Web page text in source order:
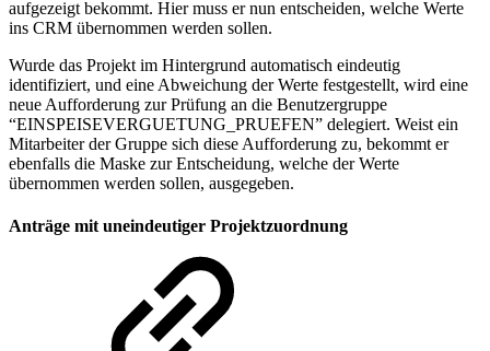
aufgezeigt bekommt. Hier muss er nun entscheiden, welche Werte
ins CRM übernommen werden sollen.
Wurde das Projekt im Hintergrund automatisch eindeutig
identifiziert, und eine Abweichung der Werte festgestellt, wird eine
neue Aufforderung zur Prüfung an die Benutzergruppe
“EINSPEISEVERGUETUNG_PRUEFEN” delegiert. Weist ein
Mitarbeiter der Gruppe sich diese Aufforderung zu, bekommt er
ebenfalls die Maske zur Entscheidung, welche der Werte
übernommen werden sollen, ausgegeben.
Anträge mit uneindeutiger Projektzuordnung